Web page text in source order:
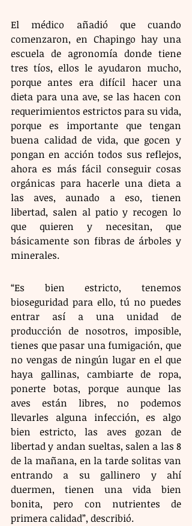
El médico añadió que cuando
comenzaron, en Chapingo hay una
escuela de agronomía donde tiene
tres tíos, ellos le ayudaron mucho,
porque antes era difícil hacer una
dieta para una ave, se las hacen con
requerimientos estrictos para su vida,
porque es importante que tengan
buena calidad de vida, que gocen y
pongan en acción todos sus reflejos,
ahora es más fácil conseguir cosas
orgánicas para hacerle una dieta a
las aves, aunado a eso, tienen
libertad, salen al patio y recogen lo
que quieren y necesitan, que
básicamente son fibras de árboles y
minerales.
“Es bien estricto, tenemos
bioseguridad para ello, tú no puedes
entrar así a una unidad de
producción de nosotros, imposible,
tienes que pasar una fumigación, que
no vengas de ningún lugar en el que
haya gallinas, cambiarte de ropa,
ponerte botas, porque aunque las
aves están libres, no podemos
llevarles alguna infección, es algo
bien estricto, las aves gozan de
libertad y andan sueltas, salen a las 8
de la mañana, en la tarde solitas van
entrando a su gallinero y ahí
duermen, tienen una vida bien
bonita, pero con nutrientes de
primera calidad”, describió.